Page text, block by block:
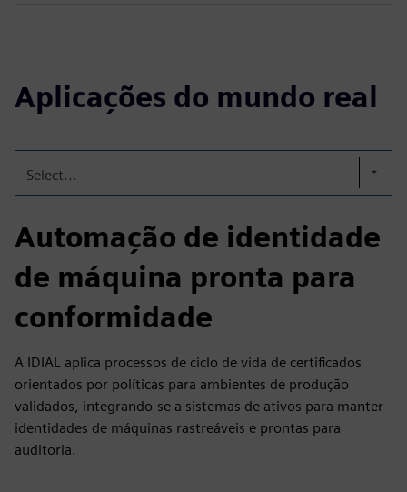
Aplicações do mundo real
Select...
Automação de identidade
de máquina pronta para
conformidade
A IDIAL aplica processos de ciclo de vida de certificados
orientados por políticas para ambientes de produção
validados, integrando-se a sistemas de ativos para manter
identidades de máquinas rastreáveis e prontas para
auditoria.